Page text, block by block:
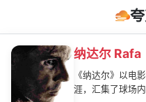
纳达尔 Rafa
《纳达尔》以电
涯，汇集了球场